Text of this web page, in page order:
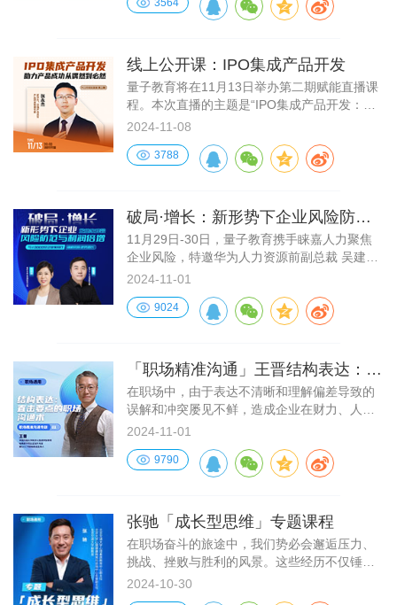
3564
线上公开课：IPO集成产品开发
量子教育将在11月13日举办第二期赋能直播课
程。本次直播的主题是“IPO集成产品开发：助
力产品成功从偶然到必然”，旨在帮助企业和个
理能力，从而实现产品的成功上市。
2024-11-08
3788
破局·增长：新形势下企业风险防范
与利润倍增 企业家峰会
11月29日-30日，量子教育携手睐嘉人力聚焦
企业风险，特邀华为人力资源前副总裁 吴建
国、10余年税务稽查经验 韩丽娟老师带来《破
业家峰会》2天企业家线下公开课，帮助企业合
理规避风险，提升人才效益，实现利润倍增!
2024-11-01
9024
「职场精准沟通」王晋结构表达：直
击要点的职场沟通术
在职场中，由于表达不清晰和理解偏差导致的
误解和冲突屡见不鲜，造成企业在财力、人力
和时间等资源上的大量浪费。
2024-11-01
9790
张驰「成长型思维」专题课程
在职场奋斗的旅途中，我们势必会邂逅压力、
挑战、挫败与胜利的风景。这些经历不仅锤炼
我们的专业技能，更深层次地，它们考验着我
2024-10-30